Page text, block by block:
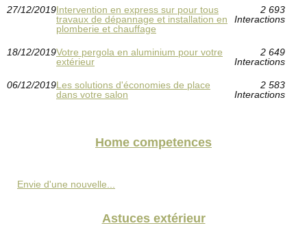
27/12/2019Intervention en express sur pour tous
travaux de dépannage et installation en
plomberie et chauffage
2 693
Interactions
18/12/2019Votre pergola en aluminium pour votre
extérieur
2 649
Interactions
06/12/2019Les solutions d'économies de place
dans votre salon
2 583
Interactions
Home competences
Envie d'une nouvelle...
Astuces extérieur